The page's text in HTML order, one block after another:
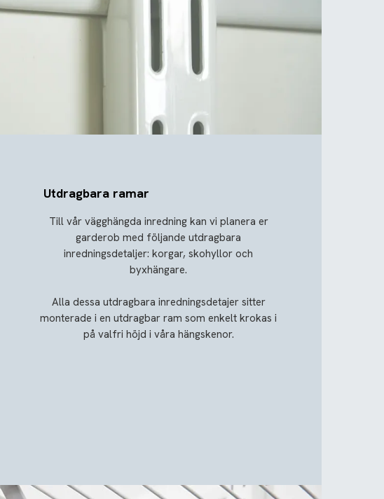
Utdragbara ramar
Till vår vägghängda inredning kan vi planera er
garderob med följande utdragbara
inredningsdetaljer: korgar, skohyllor och
byxhängare.
Alla dessa utdragbara inredningsdetajer sitter
monterade i en utdragbar ram som enkelt krokas i
på valfri höjd i våra hängskenor.